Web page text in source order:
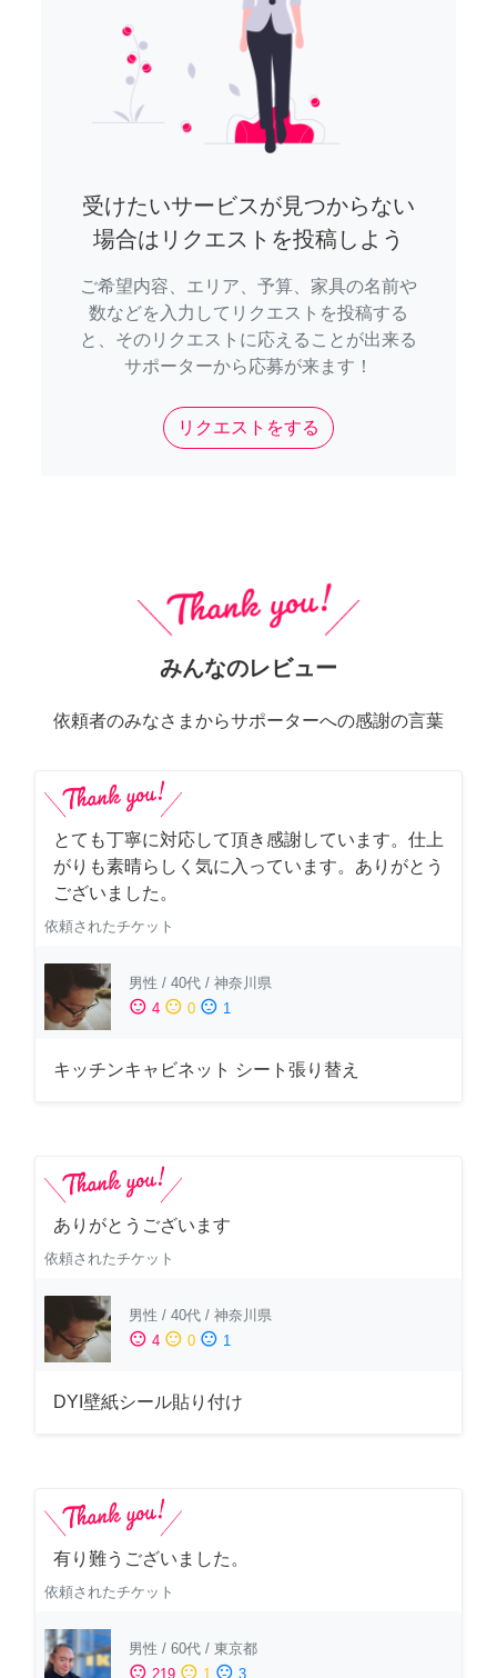
受けたいサービスが見つからない
場合はリクエストを投稿しよう
ご希望内容、エリア、予算、家具の名前や
数などを入力してリクエストを投稿する
と、そのリクエストに応えることが出来る
サポーターから応募が来ます！
リクエストをする
みんなのレビュー
依頼者のみなさまからサポーターへの感謝の言葉
とても丁寧に対応して頂き感謝しています。仕上
がりも素晴らしく気に入っています。ありがとう
ございました。
依頼されたチケット
男性 / 40代 / 神奈川県
sentiment_satisfied 4 sentiment_neutral 0 sentiment_dissatisfied 1
キッチンキャビネット シート張り替え
ありがとうございます
依頼されたチケット
男性 / 40代 / 神奈川県
sentiment_satisfied 4 sentiment_neutral 0 sentiment_dissatisfied 1
DYI壁紙シール貼り付け
有り難うございました。
依頼されたチケット
男性 / 60代 / 東京都
sentiment_satisfied 219 sentiment_neutral 1 sentiment_dissatisfied 3